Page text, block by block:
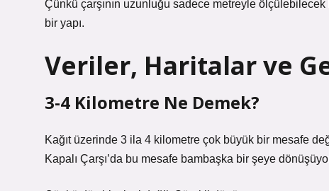
Çünkü çarşının uzunluğu sadece metreyle
bir yapı.
Veriler, Haritalar ve
3-4 Kilometre Ne Demek?
Kağıt üzerinde 3 ila 4 kilometre çok büyük bir mesafe
Kapalı Çarşı’da bu mesafe bambaşka bir şeye